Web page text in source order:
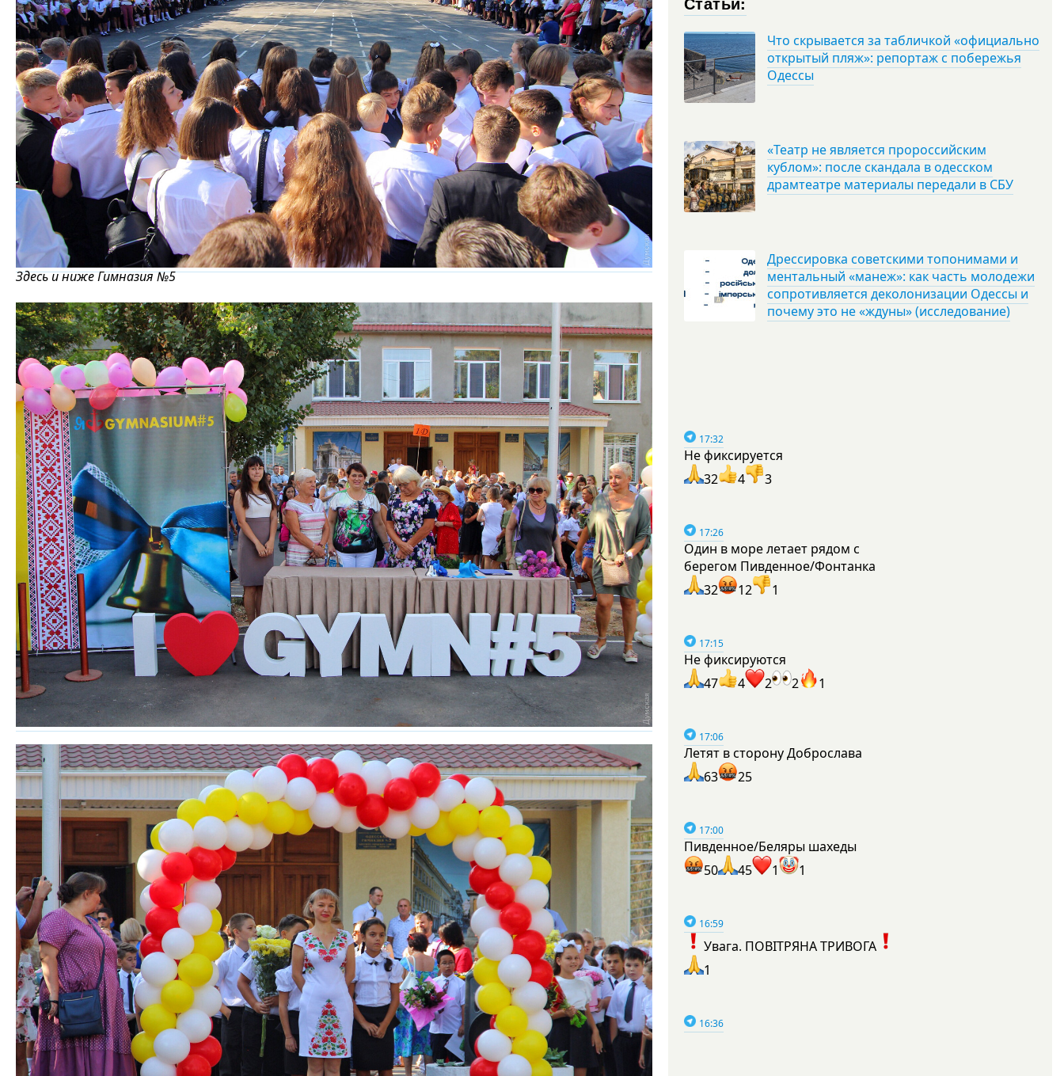
Здесь и ниже Гимназия №5
Что скрывается за табличкой «официально
открытый пляж»: репортаж с побережья
Одессы
«Театр не является пророссийским
кублом»: после скандала в одесском
драмтеатре материалы передали в СБУ
Дрессировка советскими топонимами и
ментальный «манеж»: как часть молодежи
сопротивляется деколонизации Одессы и
почему это не «ждуны» (исследование)
17:32
Не фиксируется
32
4 3
17:26
Один в море летает рядом с
берегом Пивденное/Фонтанка
32
12 1
17:15
Не фиксируются
47
4 2 2 1
17:06
Летят в сторону Доброслава
63
25
17:00
Пивденное/Беляры шахеды
50
45 1 1
16:59
Увага. ПОВІТРЯНА ТРИВОГА
1
16:36